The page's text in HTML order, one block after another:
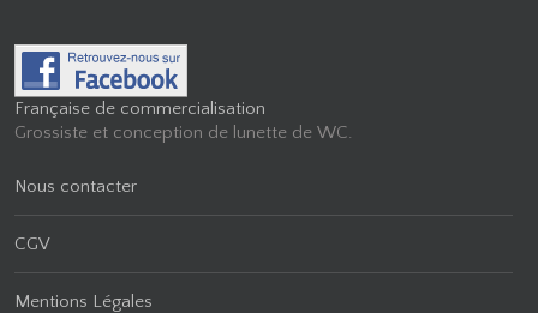
Française de commercialisation
Grossiste et conception de lunette de WC.
Nous contacter
CGV
Mentions Légales